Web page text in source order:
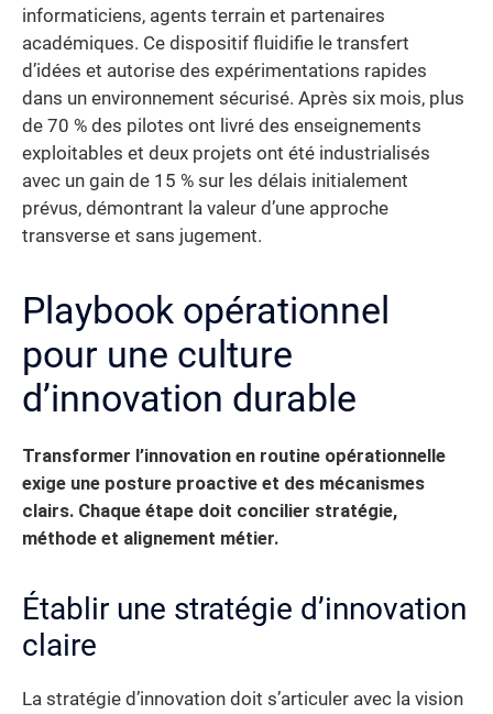
informaticiens, agents terrain et partenaires
académiques. Ce dispositif fluidifie le transfert
d’idées et autorise des expérimentations rapides
dans un environnement sécurisé. Après six mois, plus
de 70 % des pilotes ont livré des enseignements
exploitables et deux projets ont été industrialisés
avec un gain de 15 % sur les délais initialement
prévus, démontrant la valeur d’une approche
transverse et sans jugement.
Playbook opérationnel
pour une culture
d’innovation durable
Transformer l’innovation en routine opérationnelle
exige une posture proactive et des mécanismes
clairs. Chaque étape doit concilier stratégie,
méthode et alignement métier.
Établir une stratégie d’innovation
claire
La stratégie d’innovation doit s’articuler avec la vision